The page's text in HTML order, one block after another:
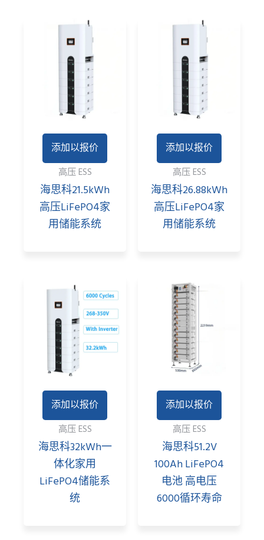
添加以报价
高压 ESS
海思科21.5kWh
高压LiFePO4家
用储能系统
添加以报价
高压 ESS
海思科26.88kWh
高压LiFePO4家
用储能系统
添加以报价
高压 ESS
海思科32kWh一
体化家用
LiFePO4储能系
统
添加以报价
高压 ESS
海思科51.2V
100Ah LiFePO4
电池 高电压
6000循环寿命